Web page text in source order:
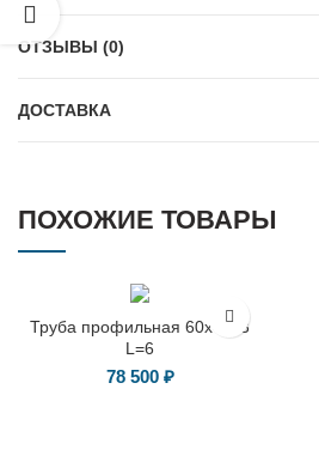
ОТЗЫВЫ (0)
ДОСТАВКА
ПОХОЖИЕ ТОВАРЫ
Труба профильная 60х40х3
L=6
78 500 ₽